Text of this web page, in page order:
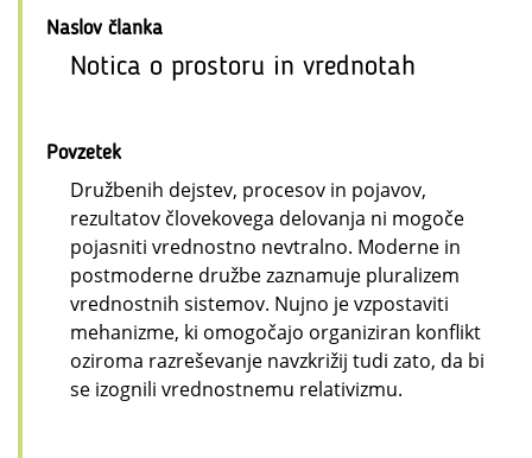
Naslov članka
Notica o prostoru in vrednotah
Povzetek
Družbenih dejstev, procesov in pojavov,
rezultatov človekovega delovanja ni mogoče
pojasniti vrednostno nevtralno. Moderne in
postmoderne družbe zaznamuje pluralizem
vrednostnih sistemov. Nujno je vzpostaviti
mehanizme, ki omogočajo organiziran konflikt
oziroma razreševanje navzkrižij tudi zato, da bi
se izognili vrednostnemu relativizmu.